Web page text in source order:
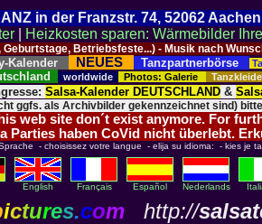
in der Franzstr. 74, 52062
Heizkosten sparen: Wärmebilder
Betriebsfeste...) - Musik nach
Kalender NEUES Tanzpartnerbörse
worldwide Photos: Galerie
Salsa-Kalender DEUTSCHLAND &
ggfs. als Archivbilder gekennzeichnet sind)
web site don´t exist anymore. For
haben CoVid nicht überlebt.
- choisissez votre langue - elija su idioma: - kies je
English Français Español Nederlands
ictures.com http://